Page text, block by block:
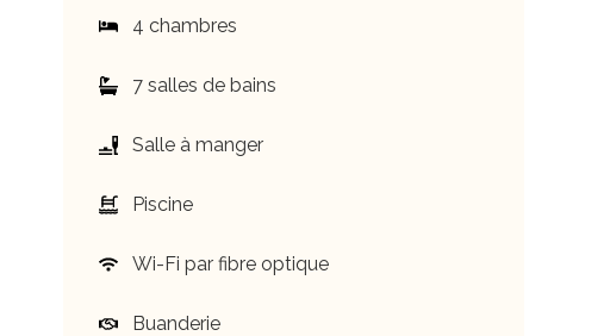
4 chambres
7 salles de bains
Salle à manger
Piscine
Wi-Fi par fibre optique
Buanderie